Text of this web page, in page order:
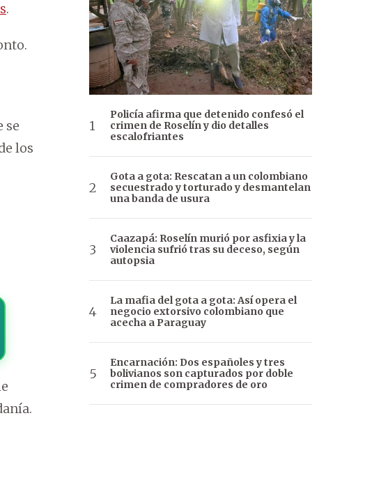
.
se
los
Policía afirma que detenido confesó el
crimen de Roselín y dio detalles
escalofriantes
Gota a gota: Rescatan a un colombiano
secuestrado y torturado y desmantelan
una banda de usura
Caazapá: Roselín murió por asfixia y la
violencia sufrió tras su deceso, según
autopsia
La mafia del gota a gota: Así opera el
negocio extorsivo colombiano que
acecha a Paraguay
Encarnación: Dos españoles y tres
bolivianos son capturados por doble
crimen de compradores de oro